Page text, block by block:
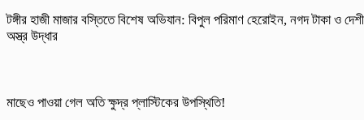
টঙ্গীর হাজী মাজার বস্তিতে বিশেষ অভিযান: বিপুল পরিমাণ হেরোইন, নগদ টাকা ও
অস্ত্র উদ্ধার
মাছেও পাওয়া গেল অতি ক্ষুদ্র প্লাস্টিকের উপস্থিতি!